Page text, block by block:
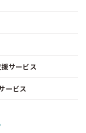
サービス
ービス